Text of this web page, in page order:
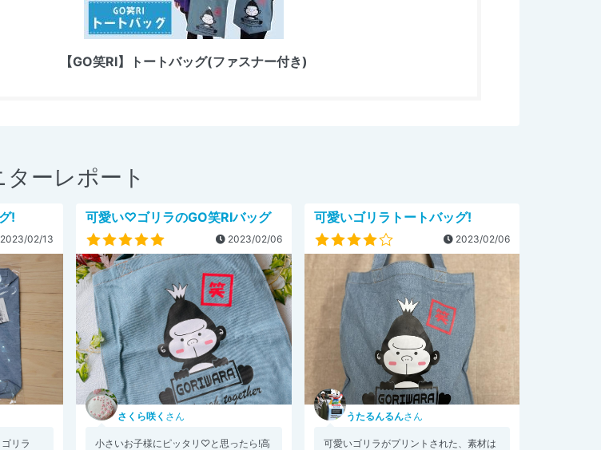
【GO笑RI】トートバッグ(ファスナー付き)
ーレポート
!
2023/02/13
リラ
可愛い♡ゴリラのGO笑RIバッグ
2023/02/06
さくら咲く さん
小さいお子様にピッタリ♡と思ったら!高
可愛いゴリラトートバッグ!
2023/02/06
うたるんるんさん
可愛いゴリラがプリントされた、素材は